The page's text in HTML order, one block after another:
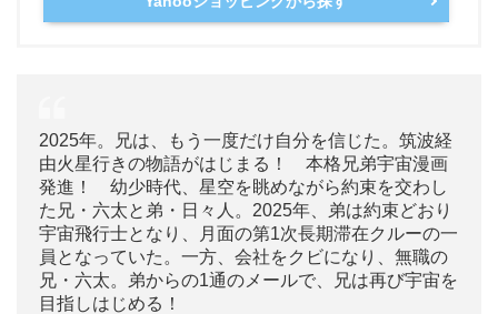
2025年。兄は、もう一度だけ自分を信じた。筑波経
由火星行きの物語がはじまる！ 本格兄弟宇宙漫画
発進！ 幼少時代、星空を眺めながら約束を交わし
た兄・六太と弟・日々人。2025年、弟は約束どおり
宇宙飛行士となり、月面の第1次長期滞在クルーの一
員となっていた。一方、会社をクビになり、無職の
兄・六太。弟からの1通のメールで、兄は再び宇宙を
目指しはじめる！